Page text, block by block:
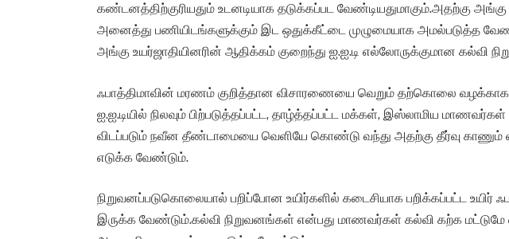
கண்டனத்திற்குரியதும் உடனடியாக தடுக்கப்பட வேண்டியதுமாகும்.அதற்கு அங்கு
அனைத்து பணியிடங்களுக்கும் இட ஒதுக்கீட்டை முழுமையாக அமல்படுத்த
அங்கு உயர்ஜாதியினரின் ஆதிக்கம் குறைந்து ஐ.ஐ.டி எல்லோருக்குமான கல்வி
ஃபாத்திமாவின் மரணம் குறித்தான விசாரணையை வெறும் தற்கொலை வழக்காக
ஐ.ஐ.டியில் நிலவும் பிற்படுத்தப்பட்ட, தாழ்த்தப்பட்ட மக்கள், இஸ்லாமிய
விடப்படும் நவீன தீண்டாமையை வெளியே கொண்டு வந்து அதற்கு தீர்வு காணும்
எடுக்க வேண்டும்.
நிறுவனப்படுகொலையால் பறிப்போன உயிர்களில் கடைசியாக பறிக்கப்பட்ட உயிர்
இருக்க வேண்டும்.கல்வி நிறுவனங்கள் என்பது மாணவர்கள் கல்வி கற்க